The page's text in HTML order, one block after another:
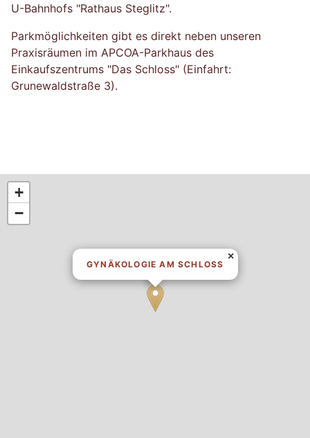
U-Bahnhofs "Rathaus Steglitz".
Parkmöglichkeiten gibt es direkt neben unseren
Praxisräumen im APCOA-Parkhaus des
Einkaufszentrums "Das Schloss" (Einfahrt:
Grunewaldstraße 3).
GYNÄKOLOGIE AM SCHLOSS
×
+
−